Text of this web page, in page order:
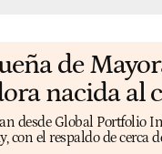
de
nacida al
desde Global Portfolio
con el respaldo de cerca